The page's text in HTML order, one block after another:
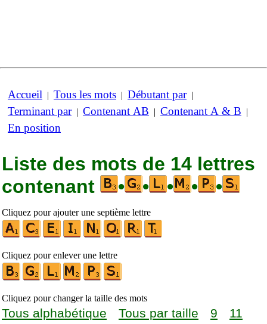
Accueil | Tous les mots | Débutant par|
Terminant par| Contenant AB | Contenant A & B |
En position
Liste des mots de 14 lettres
contenant
• • • • •
Cliquez pour ajouter une septième lettre
Cliquez pour enlever une lettre
Cliquez pour changer la taille des mots
Tous alphabétique Tous par taille 9
11